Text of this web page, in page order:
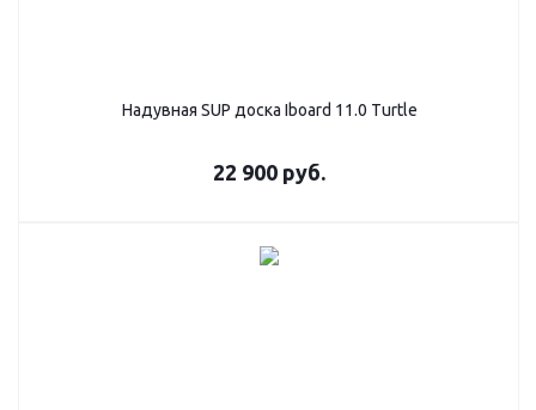
Надувная SUP дoска Iboard 11.0 Turtle
22 900 руб.